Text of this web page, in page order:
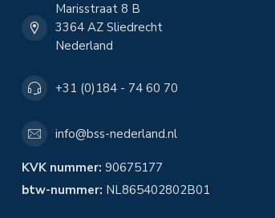
Marisstraat 8 B
3364 AZ Sliedrecht
Nederland
+31 (0)184 - 74 60 70
info@bss-nederland.nl
KVK nummer: 90675177
btw-nummer: NL865402802B01